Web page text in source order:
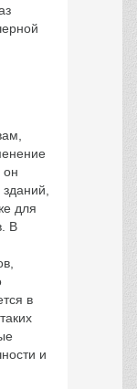
он
для
В
в
и